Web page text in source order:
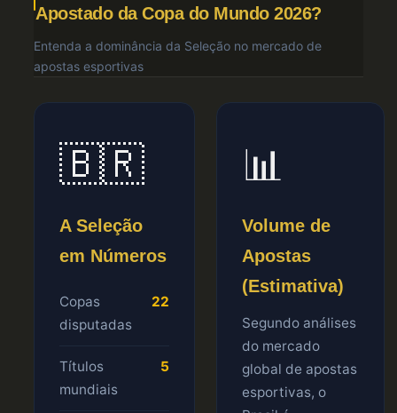
Apostado da Copa do Mundo 2026?
Entenda a dominância da Seleção no mercado de
apostas esportivas
🇧🇷
A Seleção
em Números
Copas
disputadas
22
Títulos
mundiais
5
📊
Volume de
Apostas
(Estimativa)
Segundo análises
do mercado
global de apostas
esportivas, o